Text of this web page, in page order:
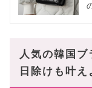
人気の韓国ブ
日除けも叶え